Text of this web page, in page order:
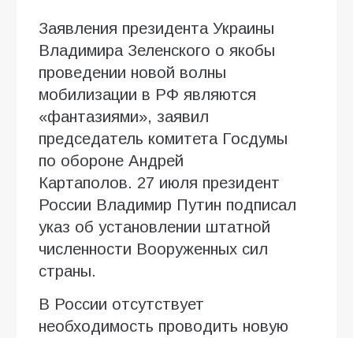
Заявления президента Украины
Владимира Зеленского о якобы
проведении новой волны
мобилизации в РФ являются
«фантазиями», заявил
председатель комитета Госдумы
по обороне Андрей
Картаполов. 27 июля президент
России Владимир Путин подписал
указ об установлении штатной
численности Вооруженных сил
страны.
В России отсутствует
необходимость проводить новую